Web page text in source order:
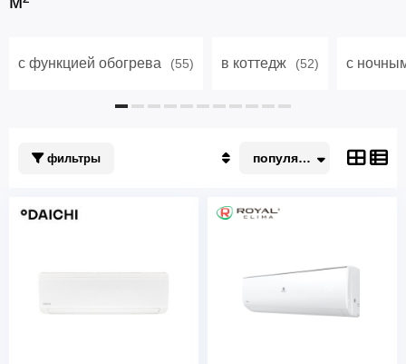
с функцией обогрева (55) в коттедж (52) с
фильтры
Недорогие
популярные